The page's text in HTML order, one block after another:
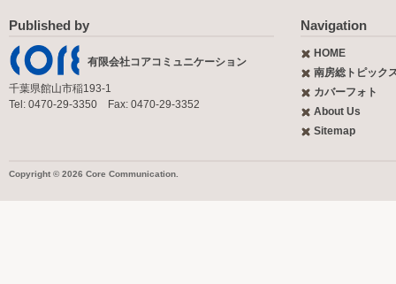
Published by
有限会社コアコミュニケーション
千葉県館山市稲193-1
Tel: 0470-29-3350 Fax: 0470-29-3352
Navigation
HOME
南房総トピック
カバーフォト
About Us
Sitemap
Copyright © 2026 Core Communication.